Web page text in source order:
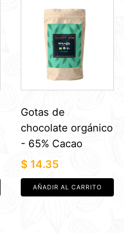
Gotas de
chocolate orgánico
- 65% Cacao
$ 14.35
AÑADIR AL CARRITO